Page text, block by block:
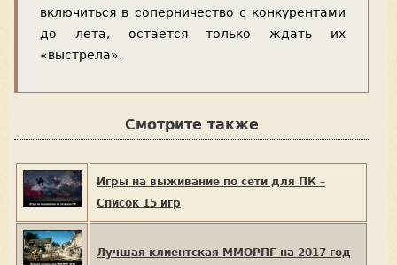
включиться в соперничество с конкурентами
до лета, остается только ждать их
«выстрела».
Смотрите также
Игры на выживание по сети для ПК –
Список 15 игр
Лучшая клиентская ММОРПГ на 2017 год